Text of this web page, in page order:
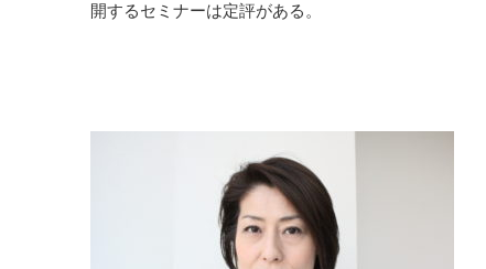
開するセミナーは定評がある。